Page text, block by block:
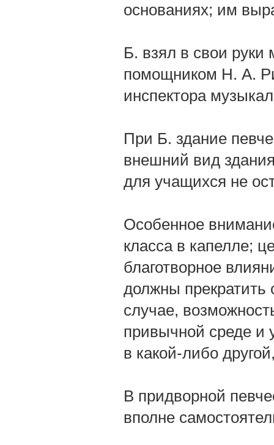
основаниях; им
Б. взял в свои руки
помощником Н. А.
инспектора
При Б. здание
внешний вид
для учащихся не
Особенное
класса в капелле;
благотворное
должны прекратить
случае,
привычной среде и
в какой-либо
В придворной
вполне